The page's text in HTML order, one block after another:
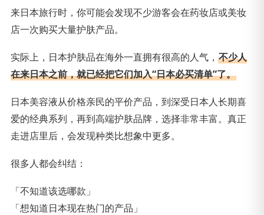
来日本旅行时，你可能会发现不少游客会在药妆店或美妆
店一次购买大量护肤产品。
实际上，日本护肤品在海外一直拥有很高的人气， 不少人
在来日本之前，就已经把它们加入“日本必买清单”了。
日本美容液从价格亲民的平价产品，到深受日本人长期喜
爱的经典系列，再到高端护肤品牌，选择非常丰富。真正
走进店里后，会发现种类比想象中更多。
很多人都会纠结：
「不知道该选哪款」
「想知道日本现在热门的产品」